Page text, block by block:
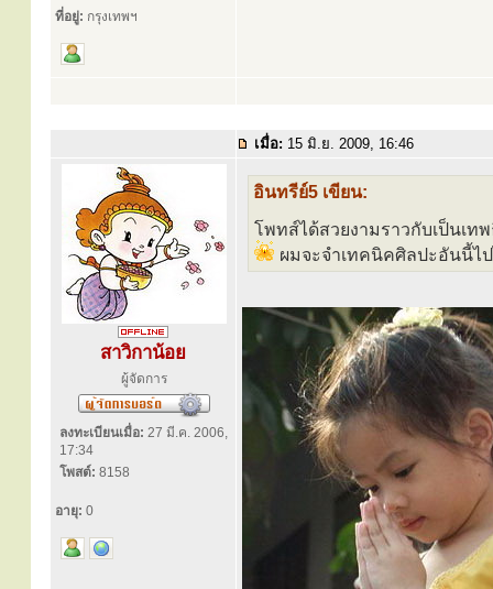
ที่อยู่: กรุงเทพฯ
เมื่อ: 15 มิ.ย. 2009, 16:46
สาวิกาน้อย
ผู้จัดการ
ลงทะเบียนเมื่อ: 27 มี.ค. 2006,
17:34
โพสต์: 8158
อายุ: 0
อินทรีย์5 เขียน:
โพทส์ได้สวยงามราวกับเป็นเ
ผมจะจำเทคนิคศิลปะอันนี้